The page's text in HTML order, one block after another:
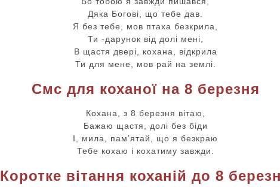
Дяка Богові, що тебе дав.
Я без тебе, мов птаха безкрила,
Ти -дарунок від долі мені,
В щастя двері, кохана, відкрила
Ти для мене, мов рай на землі.
Смс для коханої на 8 березня
Кохана, з 8 березня вітаю,
Бажаю щастя, долі без біди
І, мила, пам’ятай, що я безкраю
Тебе кохаю і кохатиму завжди.
Коротке вітання коханій до 8